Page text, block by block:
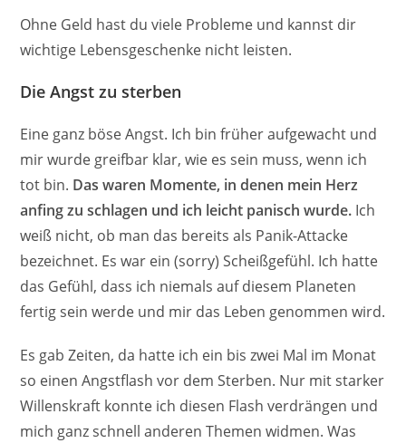
Ohne Geld hast du viele Probleme und kannst dir
wichtige Lebensgeschenke nicht leisten.
Die Angst zu sterben
Eine ganz böse Angst. Ich bin früher aufgewacht und
mir wurde greifbar klar, wie es sein muss, wenn ich
tot bin. Das waren Momente, in denen mein Herz
anfing zu schlagen und ich leicht panisch wurde. Ich
weiß nicht, ob man das bereits als Panik-Attacke
bezeichnet. Es war ein (sorry) Scheißgefühl. Ich hatte
das Gefühl, dass ich niemals auf diesem Planeten
fertig sein werde und mir das Leben genommen wird.
Es gab Zeiten, da hatte ich ein bis zwei Mal im Monat
so einen Angstflash vor dem Sterben. Nur mit starker
Willenskraft konnte ich diesen Flash verdrängen und
mich ganz schnell anderen Themen widmen. Was